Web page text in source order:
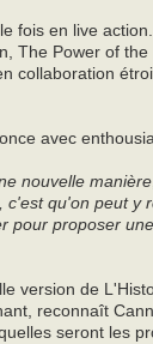
fois en live
The Power of
collaboration
avec
nouvelle manière
qu'on peut y
proposer
version de
reconnaît
seront les